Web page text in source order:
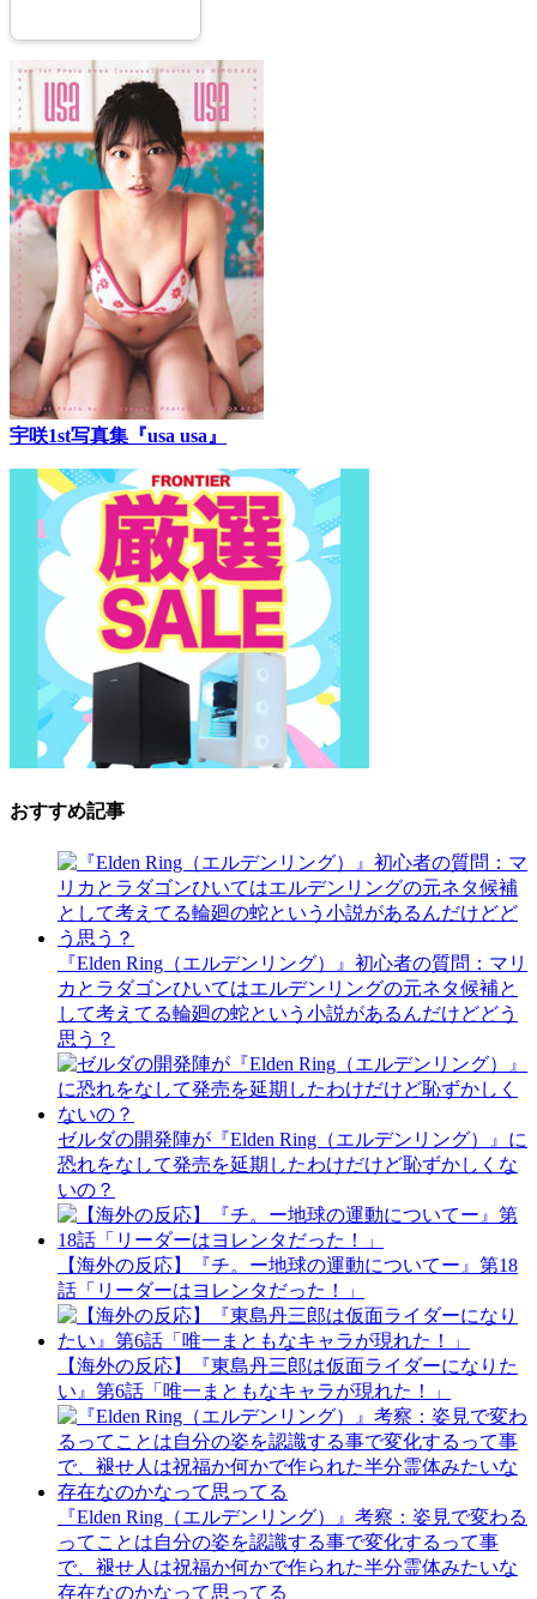
宇咲1st写真集『usa usa』
おすすめ記事
『Elden Ring（エルデンリング）』初心者の質問：マリ
カとラダゴンひいてはエルデンリングの元ネタ候補と
して考えてる輪廻の蛇という小説があるんだけどどう
思う？
ゼルダの開発陣が『Elden Ring（エルデンリング）』に
恐れをなして発売を延期したわけだけど恥ずかしくな
いの？
【海外の反応】『チ。ー地球の運動についてー』第18
話「リーダーはヨレンタだった！」
【海外の反応】『東島丹三郎は仮面ライダーになりた
い』第6話「唯一まともなキャラが現れた！」
『Elden Ring（エルデンリング）』考察：姿見で変わる
ってことは自分の姿を認識する事で変化するって事
で、褪せ人は祝福か何かで作られた半分霊体みたいな
存在なのかなって思ってる